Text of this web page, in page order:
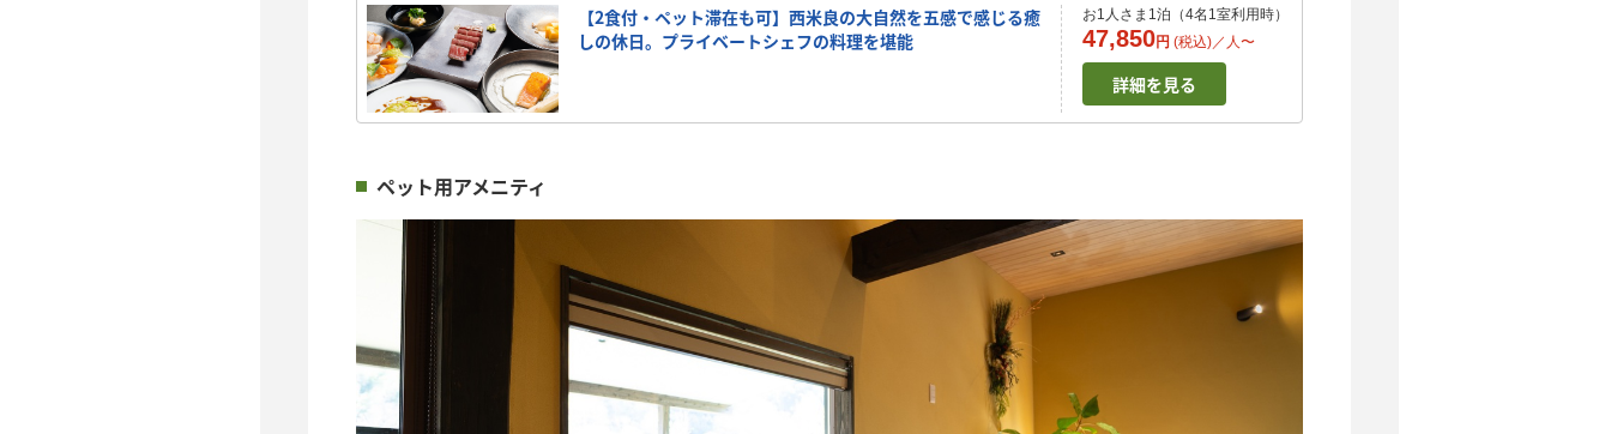
【2食付・ペット滞在も可】西米良の大自然を五感で感じる癒
しの休日。プライベートシェフの料理を堪能
お1人さま1泊（4名1室利用時）
47,850円 (税込)／ 人〜
詳細を見る
ペット用アメニティ